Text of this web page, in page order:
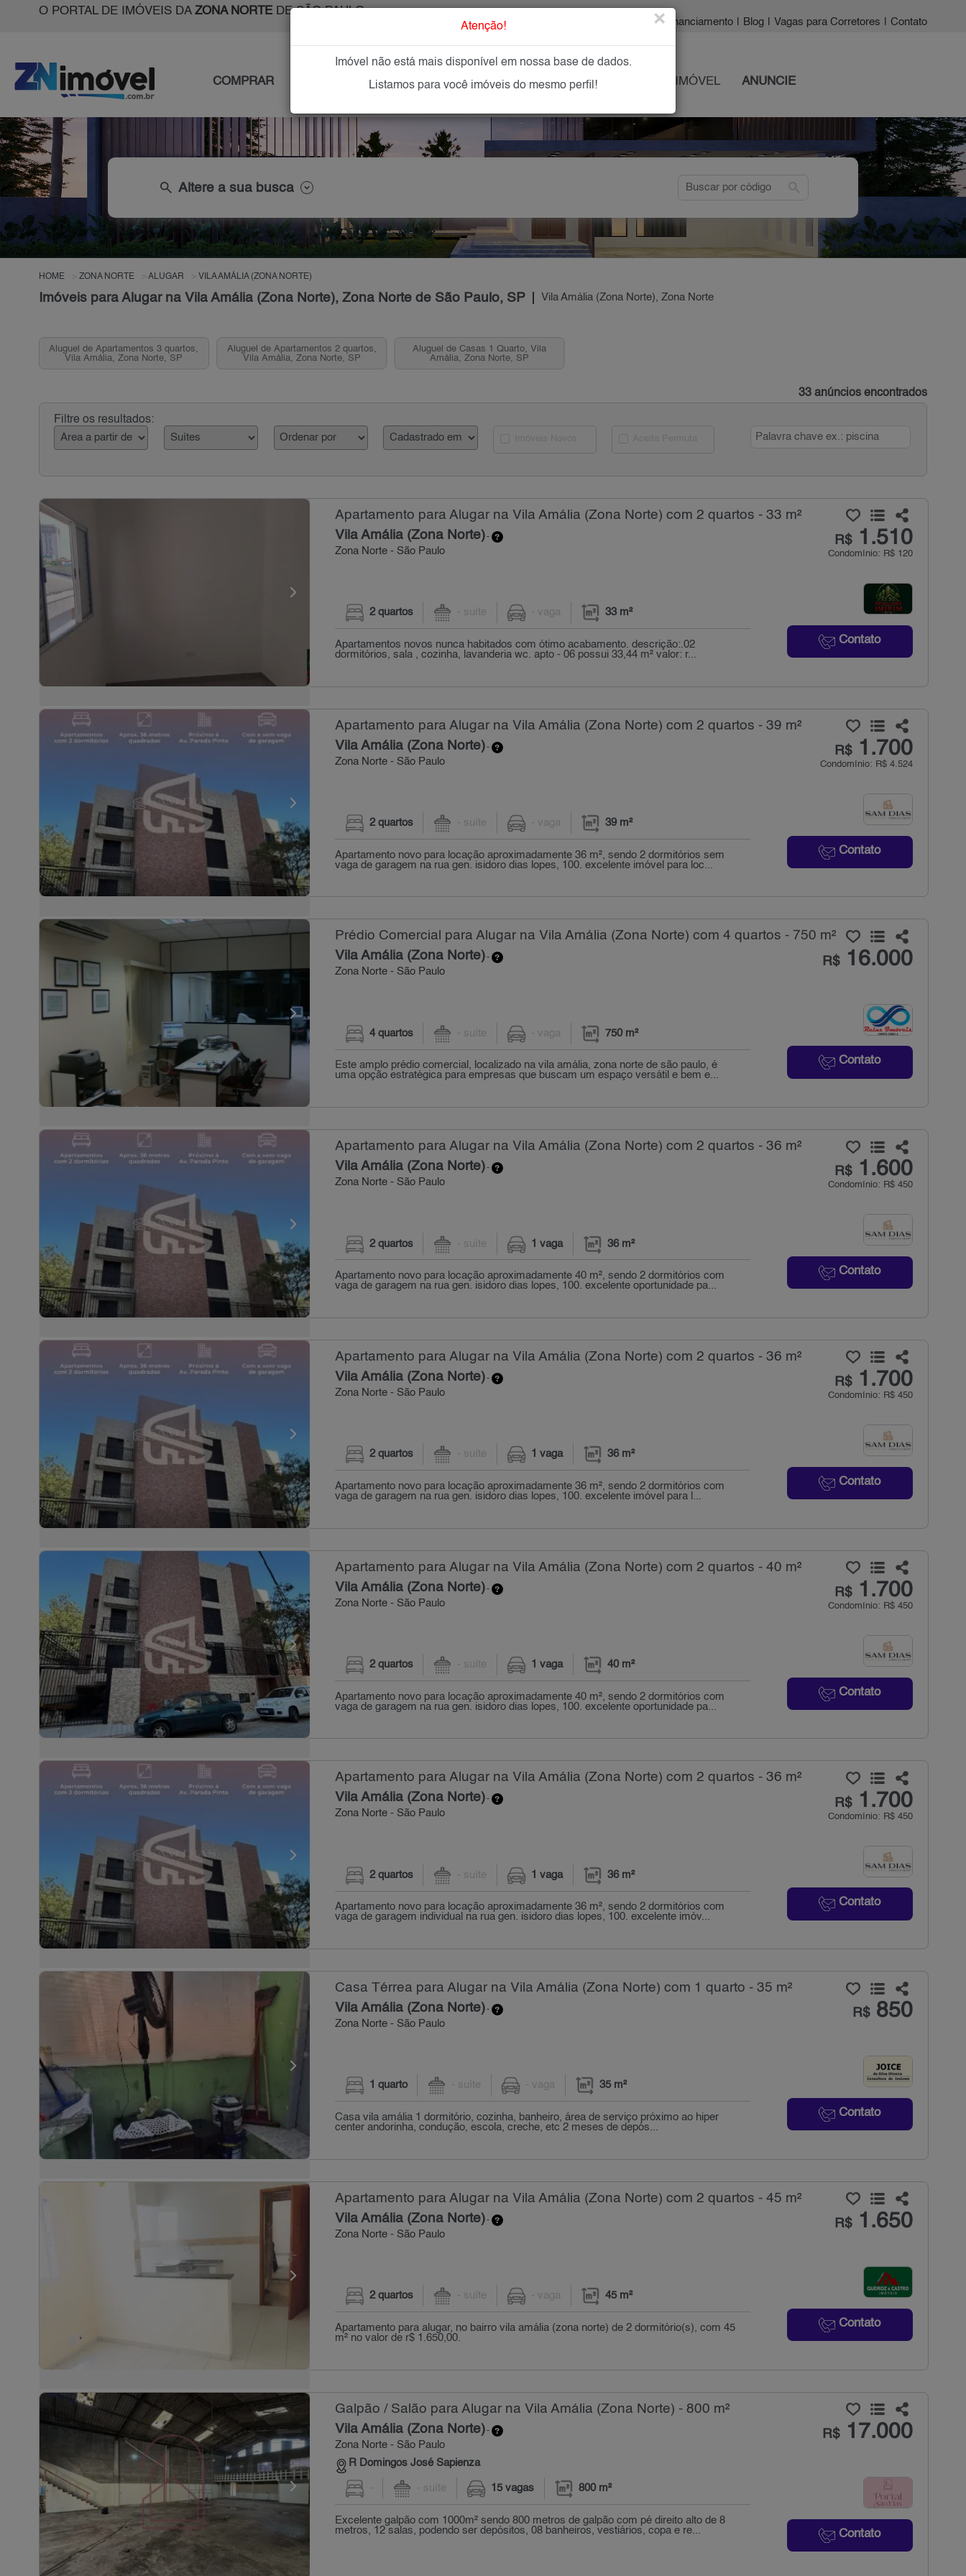
O PORTAL DE IMÓVEIS DA ZONA NORTEDE SÃO PAULO
| Financiamento Blog Vagas para Corretores Contato
COMPRAR IMÓVEIS NOVOS IMOBILIÁRIAS OFEREÇA SEU IMÓVEL ANUNCIE
search Altere a sua busca search
HOME ZONA NORTE ALUGAR VILA AMÁLIA (ZONA NORTE)
Imóveis para Alugar na Vila Amália (Zona Norte), Zona Norte de São Paulo, SP Vila Amália (Zona Norte), Zona Norte
Aluguel de Apartamentos 3 quartos,
Vila Amália, Zona Norte, SP
Aluguel de Apartamentos 2 quartos,
Vila Amália, Zona Norte, SP
Aluguel de Casas 1 Quarto, Vila
Amália, Zona Norte, SP
33 anúncios encontrados
Filtre os resultados:
Apartamento para Alugar na Vila Amália (Zona Norte) com 2 quartos - 33 m²
Vila Amália (Zona Norte)-
Zona Norte - São Paulo
R$1.510
Condomínio: R$ 120
Contato
2 quartos - suíte - vaga 33 m²
Apartamentos novos nunca habitados com ótimo acabamento. descrição:.02
dormitórios, sala , cozinha, lavanderia wc. apto - 06 possui 33,44 m² valor: r...
Apartamento para Alugar na Vila Amália (Zona Norte) com 2 quartos - 39 m²
Vila Amália (Zona Norte)-
Zona Norte - São Paulo
R$1.700
Condomínio: R$ 4.524
Contato
2 quartos - suíte - vaga 39 m²
Apartamento novo para locação aproximadamente 36 m², sendo 2 dormitórios sem
vaga de garagem na rua gen. isidoro dias lopes, 100. excelente imóvel para loc...
Prédio Comercial para Alugar na Vila Amália (Zona Norte) com 4 quartos - 750 m²
Vila Amália (Zona Norte)-
Zona Norte - São Paulo
R$16.000
Contato
4 quartos - suíte - vaga 750 m²
Este amplo prédio comercial, localizado na vila amália, zona norte de são paulo, é
uma opção estratégica para empresas que buscam um espaço versátil e bem e...
Apartamento para Alugar na Vila Amália (Zona Norte) com 2 quartos - 36 m²
Vila Amália (Zona Norte)-
Zona Norte - São Paulo
R$1.600
Condomínio: R$ 450
Contato
2 quartos - suíte 1 vaga 36 m²
Apartamento novo para locação aproximadamente 40 m², sendo 2 dormitórios com
vaga de garagem na rua gen. isidoro dias lopes, 100. excelente oportunidade pa...
Apartamento para Alugar na Vila Amália (Zona Norte) com 2 quartos - 36 m²
Vila Amália (Zona Norte)-
Zona Norte - São Paulo
R$1.700
Condomínio: R$ 450
Contato
2 quartos - suíte 1 vaga 36 m²
Apartamento novo para locação aproximadamente 36 m², sendo 2 dormitórios com
vaga de garagem na rua gen. isidoro dias lopes, 100. excelente imóvel para l...
Apartamento para Alugar na Vila Amália (Zona Norte) com 2 quartos - 40 m²
Vila Amália (Zona Norte)-
Zona Norte - São Paulo
R$1.700
Condomínio: R$ 450
Contato
2 quartos - suíte 1 vaga 40 m²
Apartamento novo para locação aproximadamente 40 m², sendo 2 dormitórios com
vaga de garagem na rua gen. isidoro dias lopes, 100. excelente oportunidade pa...
Apartamento para Alugar na Vila Amália (Zona Norte) com 2 quartos - 36 m²
Vila Amália (Zona Norte)-
Zona Norte - São Paulo
R$1.700
Condomínio: R$ 450
Contato
2 quartos - suíte 1 vaga 36 m²
Apartamento novo para locação aproximadamente 36 m², sendo 2 dormitórios com
vaga de garagem individual na rua gen. isidoro dias lopes, 100. excelente imóv...
Casa Térrea para Alugar na Vila Amália (Zona Norte) com 1 quarto - 35 m²
Vila Amália (Zona Norte)-
Zona Norte - São Paulo
R$850
Contato
1 quarto - suíte - vaga 35 m²
Casa vila amália 1 dormitório, cozinha, banheiro, área de serviço próximo ao hiper
center andorinha, condução, escola, creche, etc 2 meses de depós...
Apartamento para Alugar na Vila Amália (Zona Norte) com 2 quartos - 45 m²
Vila Amália (Zona Norte)-
Zona Norte - São Paulo
R$1.650
Contato
2 quartos - suíte - vaga 45 m²
Apartamento para alugar, no bairro vila amália (zona norte) de 2 dormitório(s), com 45
m² no valor de r$ 1.650,00.
Galpão / Salão para Alugar na Vila Amália (Zona Norte) - 800 m²
Vila Amália (Zona Norte)-
Zona Norte - São Paulo
R Domingos José Sapienza
R$17.000
Contato
- - suíte 15 vagas 800 m²
Excelente galpão com 1000m² sendo 800 metros de galpão com pé direito alto de 8
metros, 12 salas, podendo ser depósitos, 08 banheiros, vestiários, copa e re...
Atenção! ×
Imóvel não está mais disponível em nossa base de dados.
Listamos para você imóveis do mesmo perfil!